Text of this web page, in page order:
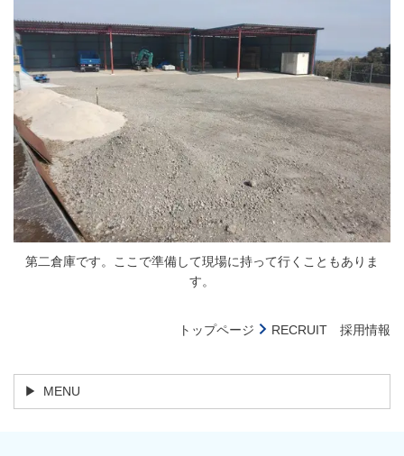
第二倉庫です。ここで準備して現場に持って行くこともありま
す。
トップページ RECRUIT 採用情報
MENU